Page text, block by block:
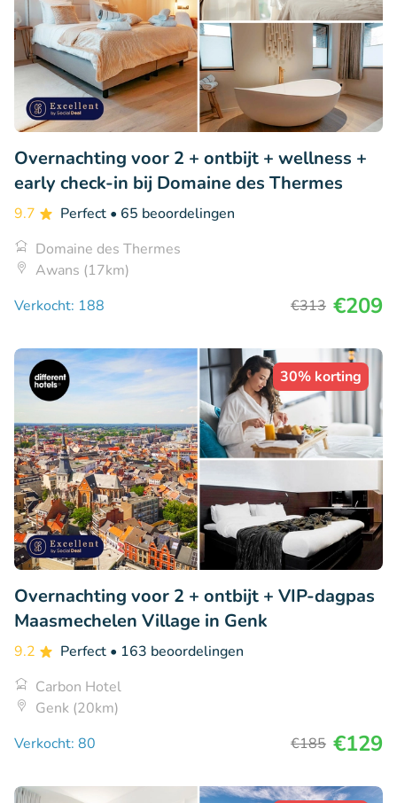
Overnachting voor 2 + ontbijt + wellness +
early check-in bij Domaine des Thermes
9.7 Perfect • 65 beoordelingen
Domaine des Thermes
Awans (17km)
Verkocht: 188
€313 €209
30% korting
Overnachting voor 2 + ontbijt + VIP-dagpas
Maasmechelen Village in Genk
9.2 Perfect • 163 beoordelingen
Carbon Hotel
Genk (20km)
Verkocht: 80
€185 €129